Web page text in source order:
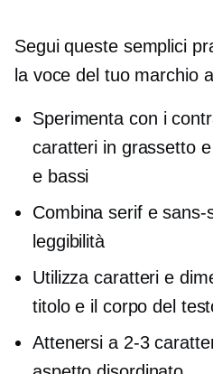
Segui queste semplici
la voce del tuo marchio
Sperimenta con i
caratteri in grassetto
e bassi
Combina serif esans-
leggibilità
Utilizza caratteri e
titolo e il corpo del
Attenersi a 2-3